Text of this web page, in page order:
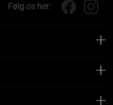
Følg os her: